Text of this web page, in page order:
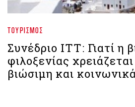
ΤΟΥΡΙΣΜΌΣ
Συνέδριο ΙΤΤ: Γιατί η
φιλοξενίας
βιώσιμη και